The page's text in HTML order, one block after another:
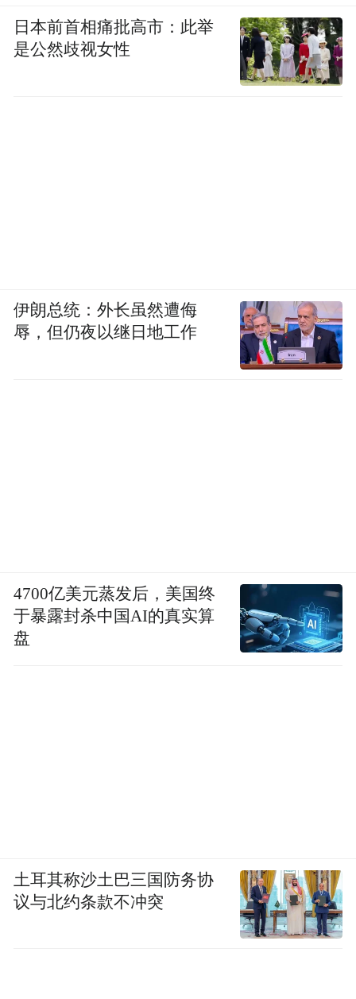
日本前首相痛批高市：此举
是公然歧视女性
伊朗总统：外长虽然遭侮
辱，但仍夜以继日地工作
4700亿美元蒸发后，美国终
于暴露封杀中国AI的真实算
盘
土耳其称沙土巴三国防务协
议与北约条款不冲突